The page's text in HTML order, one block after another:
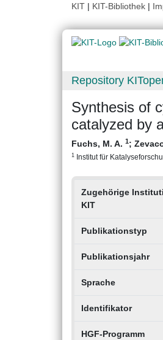
KIT | KIT-Bibliothek |
Repository
Synthesis of
catalyzed by
Fuchs, M. A. 1;
1 Institut für
Zugehörige
KIT
Publikationstyp
Publikationsjahr
Sprache
Identifikator
HGF-Programm